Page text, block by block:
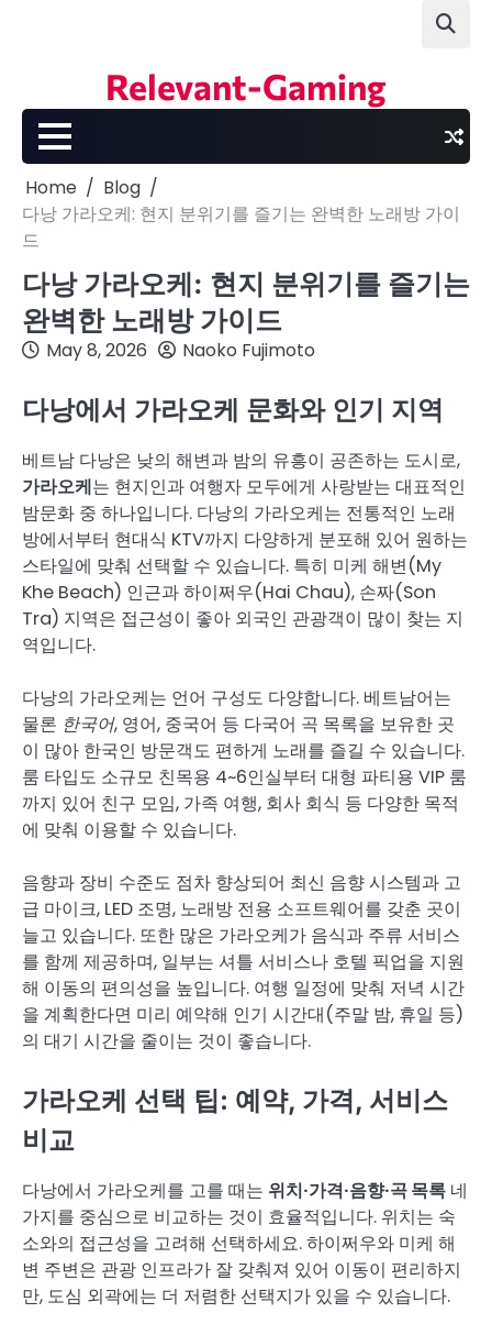
Relevant-Gaming
Home
Blog
다낭 가라오케: 현지 분위기를 즐기는 완벽한 노래방 가이
드
다낭 가라오케: 현지 분위기를 즐기는
완벽한 노래방 가이드
May 8, 2026 Naoko Fujimoto
다낭에서 가라오케 문화와 인기 지역
베트남 다낭은 낮의 해변과 밤의 유흥이 공존하는 도시로,
가라오케는 현지인과 여행자 모두에게 사랑받는 대표적인
밤문화 중 하나입니다. 다낭의 가라오케는 전통적인 노래
방에서부터 현대식 KTV까지 다양하게 분포해 있어 원하는
스타일에 맞춰 선택할 수 있습니다. 특히 미케 해변(My
Khe Beach) 인근과 하이쩌우(Hai Chau), 손짜(Son
Tra) 지역은 접근성이 좋아 외국인 관광객이 많이 찾는 지
역입니다.
다낭의 가라오케는 언어 구성도 다양합니다. 베트남어는
물론 한국어, 영어, 중국어 등 다국어 곡 목록을 보유한 곳
이 많아 한국인 방문객도 편하게 노래를 즐길 수 있습니다.
룸 타입도 소규모 친목용 4~6인실부터 대형 파티용 VIP 룸
까지 있어 친구 모임, 가족 여행, 회사 회식 등 다양한 목적
에 맞춰 이용할 수 있습니다.
음향과 장비 수준도 점차 향상되어 최신 음향 시스템과 고
급 마이크, LED 조명, 노래방 전용 소프트웨어를 갖춘 곳이
늘고 있습니다. 또한 많은 가라오케가 음식과 주류 서비스
를 함께 제공하며, 일부는 셔틀 서비스나 호텔 픽업을 지원
해 이동의 편의성을 높입니다. 여행 일정에 맞춰 저녁 시간
을 계획한다면 미리 예약해 인기 시간대(주말 밤, 휴일 등)
의 대기 시간을 줄이는 것이 좋습니다.
가라오케 선택 팁: 예약, 가격, 서비스
비교
다낭에서 가라오케를 고를 때는 위치·가격·음향·곡 목록 네
가지를 중심으로 비교하는 것이 효율적입니다. 위치는 숙
소와의 접근성을 고려해 선택하세요. 하이쩌우와 미케 해
변 주변은 관광 인프라가 잘 갖춰져 있어 이동이 편리하지
만, 도심 외곽에는 더 저렴한 선택지가 있을 수 있습니다.